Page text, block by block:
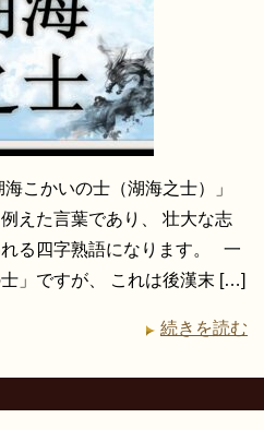
こかいの士（湖海之士）」
えた言葉であり、 壮大な志
る四字熟語になります。 一
」ですが、 これは後漢末 […]
続きを読む